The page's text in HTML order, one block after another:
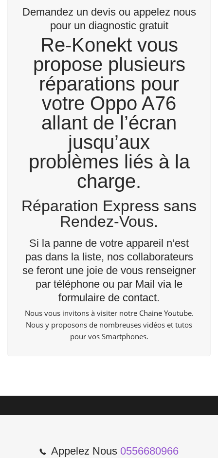
Demandez un devis ou appelez nous
pour un diagnostic gratuit
Re-Konekt vous
propose plusieurs
réparations pour
votre Oppo A76
allant de l’écran
jusqu’aux
problèmes liés à la
charge.
Réparation Express sans
Rendez-Vous.
Si la panne de votre appareil n’est
pas dans la liste, nos collaborateurs
se feront une joie de vous renseigner
par téléphone ou par Mail via le
formulaire de contact.
Nous vous invitons à visiter notre Chaine Youtube.
Nous y proposons de nombreuses vidéos et tutos
pour vos Smartphones.
Appelez Nous 0556680966